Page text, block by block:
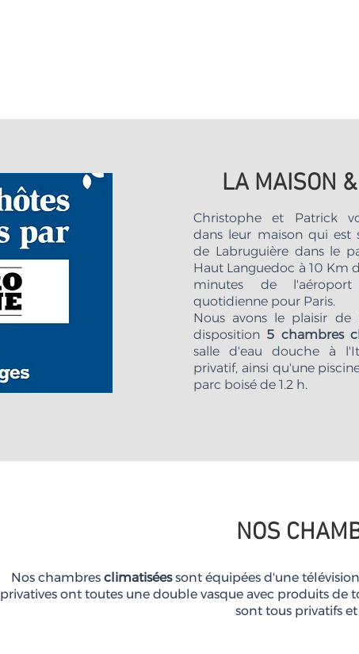
LA MAISON
Christophe et Patrick
dans leur maison qui
de Labruguière dans le
Haut Languedoc à 10 Km
minutes de
quotidienne pour Paris.
Nous avons le plaisir
disposition 5 chambres
salle d'eau douche à
privatif, ainsi qu'une
parc boisé de 1.2 h.
NOS
Nos chambres climatiséessont équipées d'une
privatives ont toutes une double vasque avec produits de
sont tous privatifs et